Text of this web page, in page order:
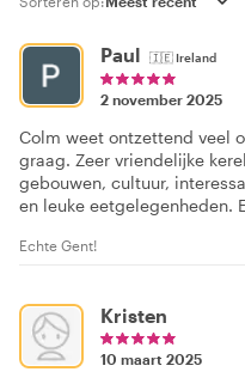
Paul 🇮🇪Ireland
2 november 2025
Colm weet ontzettend veel
graag. Zeer vriendelijke
gebouwen, cultuur,
en leuke eetgelegenheden.
Echte Gent!
Kristen
10 maart 2025